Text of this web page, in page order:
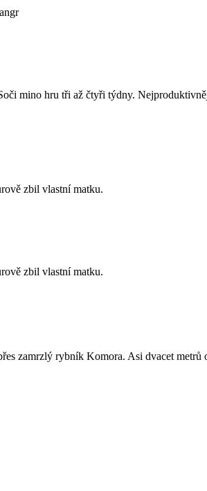
mino hru tři až čtyři týdny.
zbil vlastní matku.
zbil vlastní matku.
zamrzlý rybník Komora. Asi dvacet